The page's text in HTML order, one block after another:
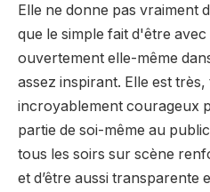
Elle ne donne pas vraiment
que le simple fait d'être
ouvertement elle-même
assez inspirant. Elle est
incroyablement courageux
partie de soi-même au
tous les soirs sur scène
et d’être aussi transparente